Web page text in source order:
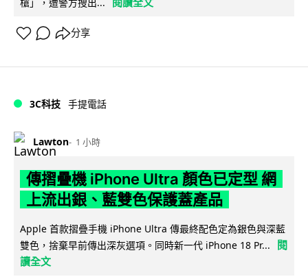
分享
3C科技 手提電話
Lawton 1 小時
傳摺疊機 iPhone Ultra 顏色已定型 網
上流出銀、藍雙色保護蓋產品
Apple 首款摺疊手機 iPhone Ultra 傳最終配色定為銀色與深藍
雙色，捨棄早前傳出深灰選項。同時新一代 iPhone 18 Pr...
閱
讀全文